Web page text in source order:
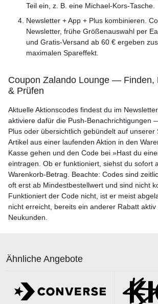
Teil ein, z. B. eine Michael-Kors-Tasche.
Newsletter + App + Plus kombinieren.
Newsletter, frühe Größenauswahl per
und Gratis-Versand ab 60 € ergeben
maximalen Spareffekt.
Coupon Zalando Lounge — Finden,
& Prüfen
Aktuelle Aktionscodes findest du im
aktiviere dafür die Push-Benachrichtigungen
Plus oder übersichtlich gebündelt auf unserer
Artikel aus einer laufenden Aktion in den
Kasse gehen und den Code bei »Hast du
eintragen. Ob er funktioniert, siehst du sofort
Warenkorb-Betrag. Beachte: Codes sind
oft erst ab Mindestbestellwert und sind nicht
Funktioniert der Code nicht, ist er meist
nicht erreicht, bereits ein anderer Rabatt
Neukunden.
Ähnliche Angebote